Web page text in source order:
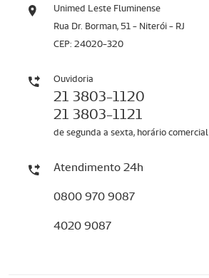
Unimed Leste Fluminense
Rua Dr. Borman, 51 - Niterói - RJ
CEP: 24020-320
Ouvidoria
21 3803-1120
21 3803-1121
de segunda a sexta, horário comercial
Atendimento 24h
0800 970 9087
4020 9087